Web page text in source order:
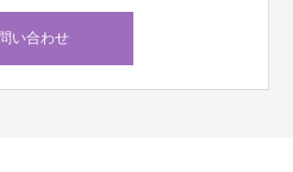
い合わせ